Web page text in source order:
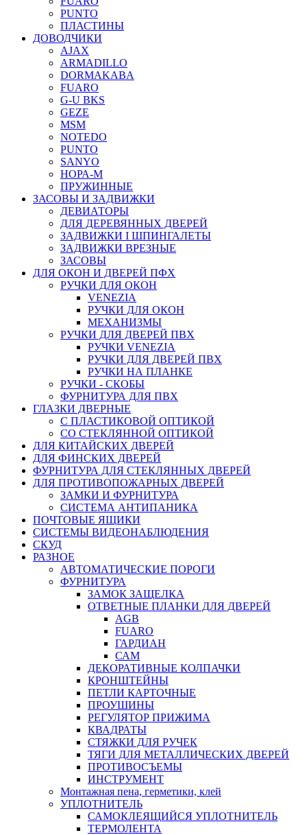
PUNTO
ПЛАСТИНЫ
ДОВОДЧИКИ
AJAX
ARMADILLO
DORMAKABA
FUARO
G-U BKS
GEZE
MSM
NOTEDO
PUNTO
SANYO
НОРА-М
ПРУЖИННЫЕ
ЗАСОВЫ И ЗАДВИЖКИ
ДЕВИАТОРЫ
ДЛЯ ДЕРЕВЯННЫХ ДВЕРЕЙ
ЗАДВИЖКИ I ШПИНГАЛЕТЫ
ЗАДВИЖКИ ВРЕЗНЫЕ
ЗАСОВЫ
ДЛЯ ОКОН И ДВЕРЕЙ ПФХ
РУЧКИ ДЛЯ ОКОН
VENEZIA
РУЧКИ ДЛЯ ОКОН
МЕХАНИЗМЫ
РУЧКИ ДЛЯ ДВЕРЕЙ ПВХ
РУЧКИ VENEZIA
РУЧКИ ДЛЯ ДВЕРЕЙ ПВХ
РУЧКИ НА ПЛАНКЕ
РУЧКИ - СКОБЫ
ФУРНИТУРА ДЛЯ ПВХ
ГЛАЗКИ ДВЕРНЫЕ
С ПЛАСТИКОВОЙ ОПТИКОЙ
СО СТЕКЛЯННОЙ ОПТИКОЙ
ДЛЯ КИТАЙСКИХ ДВЕРЕЙ
ДЛЯ ФИНСКИХ ДВЕРЕЙ
ФУРНИТУРА ДЛЯ СТЕКЛЯННЫХ ДВЕРЕЙ
ДЛЯ ПРОТИВОПОЖАРНЫХ ДВЕРЕЙ
ЗАМКИ И ФУРНИТУРА
СИСТЕМА АНТИПАНИКА
ПОЧТОВЫЕ ЯЩИКИ
СИСТЕМЫ ВИДЕОНАБЛЮДЕНИЯ
СКУД
РАЗНОЕ
АВТОМАТИЧЕСКИЕ ПОРОГИ
ФУРНИТУРА
ЗАМОК ЗАЩЕЛКА
ОТВЕТНЫЕ ПЛАНКИ ДЛЯ ДВЕРЕЙ
AGB
FUARO
ГАРДИАН
САМ
ДЕКОРАТИВНЫЕ КОЛПАЧКИ
КРОНШТЕЙНЫ
ПЕТЛИ КАРТОЧНЫЕ
ПРОУШИНЫ
РЕГУЛЯТОР ПРИЖИМА
КВАДРАТЫ
СТЯЖКИ ДЛЯ РУЧЕК
ТЯГИ ДЛЯ МЕТАЛЛИЧЕСКИХ ДВЕРЕЙ
ПРОТИВОСЪЕМЫ
ИНСТРУМЕНТ
Монтажная пена, герметики, клей
УПЛОТНИТЕЛЬ
САМОКЛЕЯЩИЙСЯ УПЛОТНИТЕЛЬ
ТЕРМОЛЕНТА